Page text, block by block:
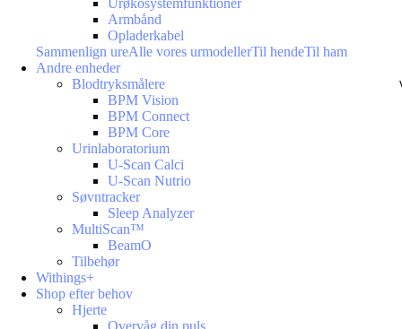
Urøkosystemfunktioner
Armbånd
Opladerkabel
Sammenlign ureAlle vores urmodellerTil hendeTil ham
Andre enheder
Blodtryksmålere
BPM Vision
BPM Connect
BPM Core
Urinlaboratorium
U-Scan Calci
U-Scan Nutrio
Søvntracker
Sleep Analyzer
MultiScan™
BeamO
Tilbehør
Withings+
Shop efter behov
Hjerte
Overvåg din puls